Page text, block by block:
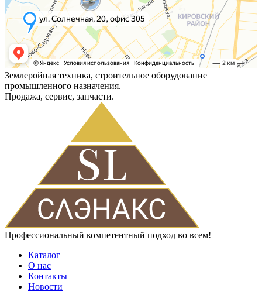
Землеройная техника, строительное оборудование
промышленного назначения.
Продажа, сервис, запчасти.
Профессиональный компетентный подход во всем!
Каталог
О нас
Контакты
Новости